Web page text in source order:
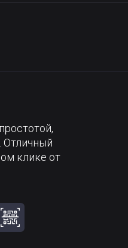
Отличный
клике от